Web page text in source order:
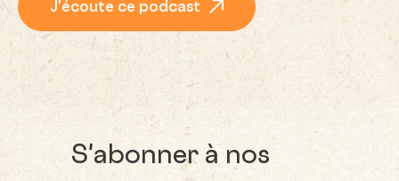
J'écoute ce podcast
S'abonner à nos